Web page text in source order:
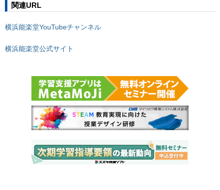
関連URL
横浜能楽堂YouTubeチャンネル
横浜能楽堂公式サイト